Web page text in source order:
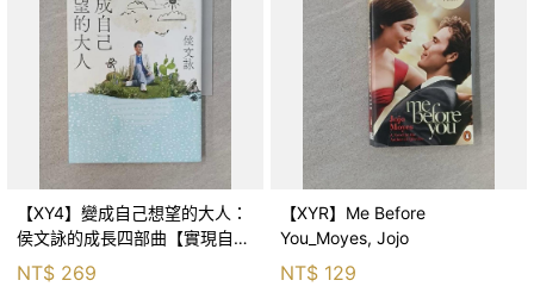
【XY4】變成自己想望的大人：
侯文詠的成長四部曲【實現自
己】_侯文詠
NT$ 269
【XYR】Me Before
You_Moyes, Jojo
NT$ 129